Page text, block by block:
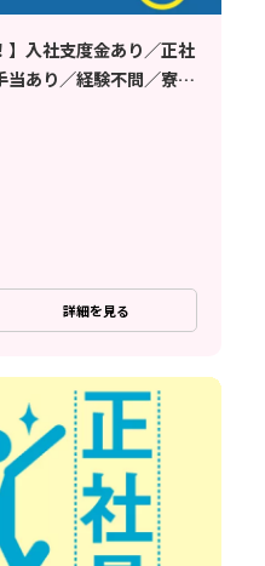
】入社支度金あり／正社
当あり／経験不問／寮完
詳細を見る